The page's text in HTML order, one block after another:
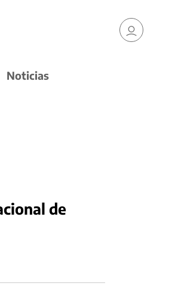
Noticias
de